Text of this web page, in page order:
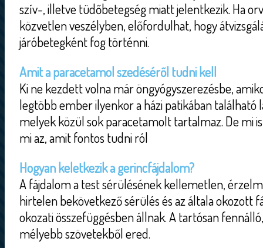
szív-, illetve tüdőbetegség miatt jelentkezik. Ha
közvetlen veszélyben, előfordulhat, hogy
járóbetegként fog történni.
Amit a paracetamol szedéséről tudni kell
Ki ne kezdett volna már öngyógyszerezésbe,
legtöbb ember ilyenkor a házi patikában található
melyek közül sok paracetamolt tartalmaz. De mi
mi az, amit fontos tudni ról
Hogyan keletkezik a gerincfájdalom?
A fájdalom a test sérülésének kellemetlen,
hirtelen bekövetkező sérülés és az általa okozott
okozati összefüggésben állnak. A tartósan
mélyebb szövetekből ered.